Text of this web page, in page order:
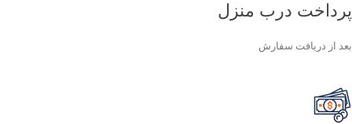
پرداخت درب منزل
بعد از دریافت سفارش